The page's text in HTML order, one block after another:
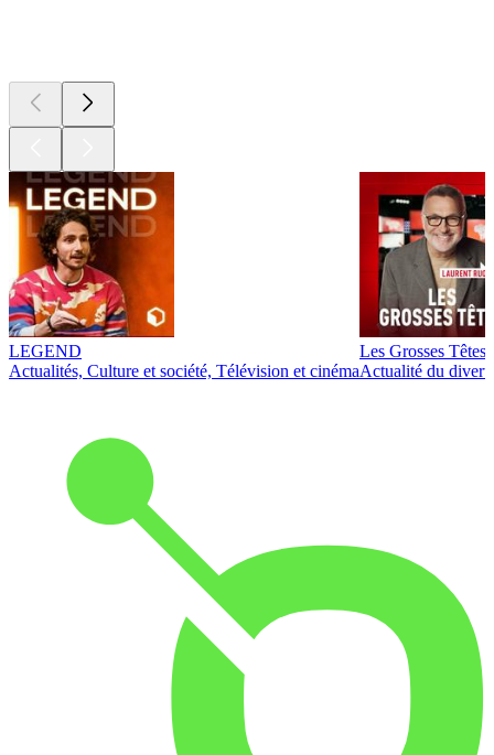
LEGEND
Actualités, Culture et société, Télévision et cinéma
Les Grosses Têtes
Actualité du